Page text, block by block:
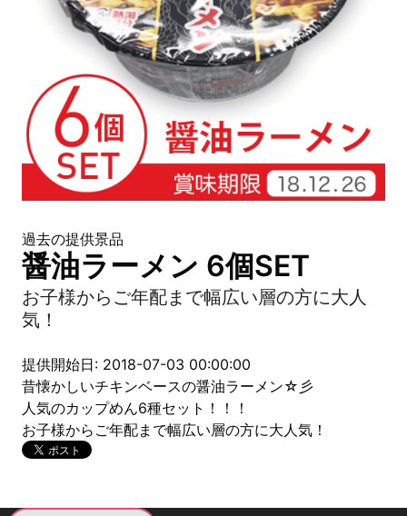
過去の提供景品
醤油ラーメン 6個SET
お子様からご年配まで幅広い層の方に大人
気！
提供開始日: 2018-07-03 00:00:00
昔懐かしいチキンベースの醤油ラーメン☆彡
人気のカップめん6種セット！！！
お子様からご年配まで幅広い層の方に大人気！